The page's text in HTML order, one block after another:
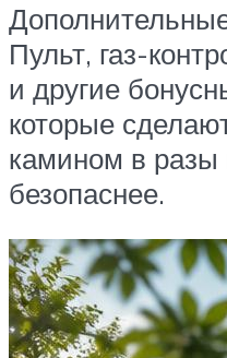
Пульт, газ-
и другие
которые
камином в разы
безопаснее.